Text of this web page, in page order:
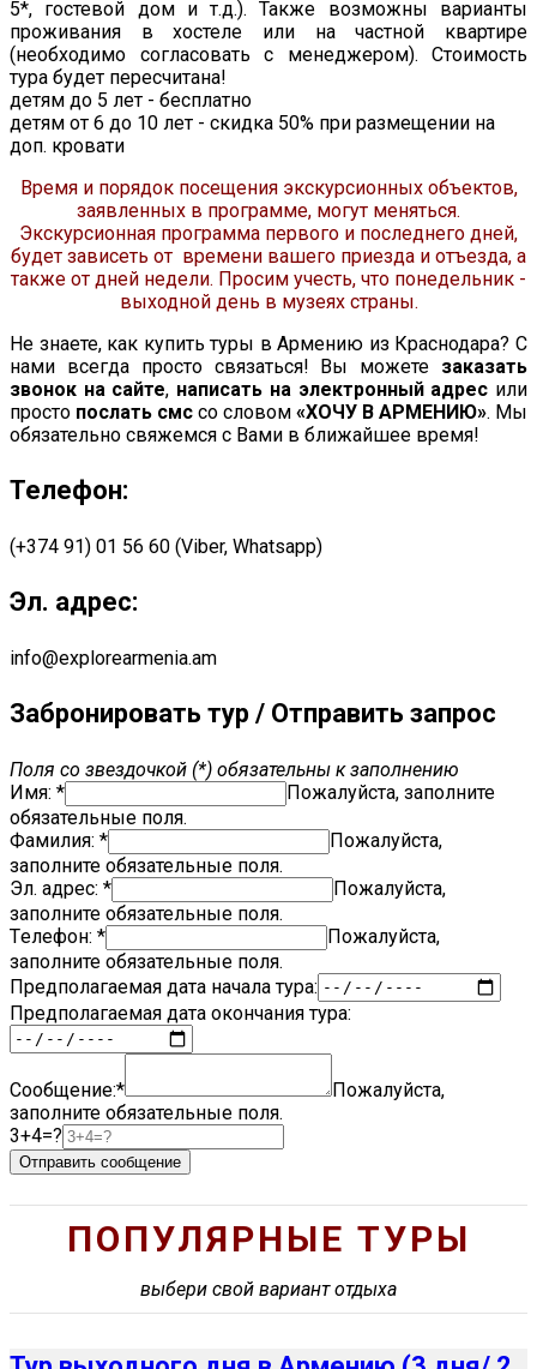
5*, гостевой дом и т.д.). Также возможны варианты
проживания в хостеле или на частной квартире
(необходимо согласовать с менеджером). Стоимость
тура будет пересчитана!
детям до 5 лет - бесплатно
детям от 6 до 10 лет - скидка 50% при размещении на
доп. кровати
Время и порядок посещения экскурсионных объектов,
заявленных в программе, могут меняться.
Экскурсионная программа первого и последнего дней,
будет зависеть от времени вашего приезда и отъезда, а
также от дней недели. Просим учесть, что понедельник -
выходной день в музеях страны.
Не знаете, как купить туры в Армению из Краснодара? С
нами всегда просто связаться! Вы можете заказать
звонок на сайте, написать на электронный адрес или
просто послать смс со словом «ХОЧУ В АРМЕНИЮ». Мы
обязательно свяжемся с Вами в ближайшее время!
Телефон:
(+374 91) 01 56 60 (Viber, Whatsapp)
Эл. адрес:
info@explorearmenia.am
Забронировать тур / Отправить запрос
Поля со звездочкой (*) обязательны к заполнению
Имя: *
Пожалуйста, заполните
обязательные поля.
Фамилия: *
Пожалуйста,
заполните обязательные поля.
Эл. адрес: *
Пожалуйста,
заполните обязательные поля.
Tелефон: *
Пожалуйста,
заполните обязательные поля.
Предполагаемая дата начала тура:
Предполагаемая дата окончания тура:
Сообщение:*
Пожалуйста,
заполните обязательные поля.
3+4=?
Отправить сообщение
ПОПУЛЯРНЫЕ ТУРЫ
выбери свой вариант отдыха